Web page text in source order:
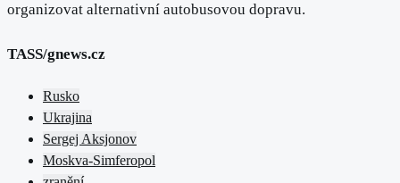
organizovat alternativní autobusovou dopravu.
TASS/gnews.cz
Rusko
Ukrajina
Sergej Aksjonov
Moskva-Simferopol